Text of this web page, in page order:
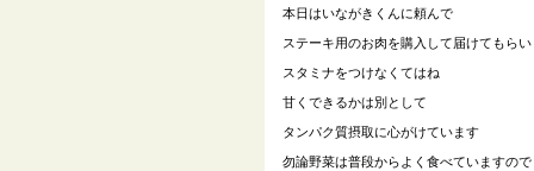
本日はいながきくんに頼んで
ステーキ用のお肉を購入して届けてもら
スタミナをつけなくてはね
甘くできるかは別として
タンパク質摂取に心がけています
勿論野菜は普段からよく食べていますので